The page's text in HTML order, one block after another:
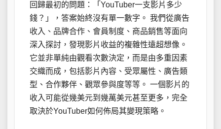
回歸最初的問題：「YouTuber一支影片多少
錢？」，答案始終沒有單一數字。 我們從廣告
收入、品牌合作、會員制度、商品銷售等面向
深入探討，發現影片收益的複雜性遠超想像。
它並非單純由觀看次數決定，而是由多重因素
交織而成，包括影片內容、受眾屬性、廣告類
型、合作夥伴、觀眾參與度等等。 一個影片的
收入可能從幾美元到幾萬美元甚至更多，完全
取決於YouTuber如何佈局其變現策略。